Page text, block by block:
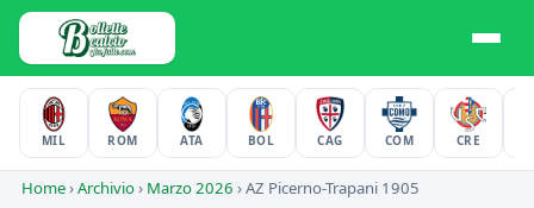
MIL ROM ATA BOL CAG COM CRE
Home›Archivio› Marzo 2026 ›AZ Picerno-Trapani 1905